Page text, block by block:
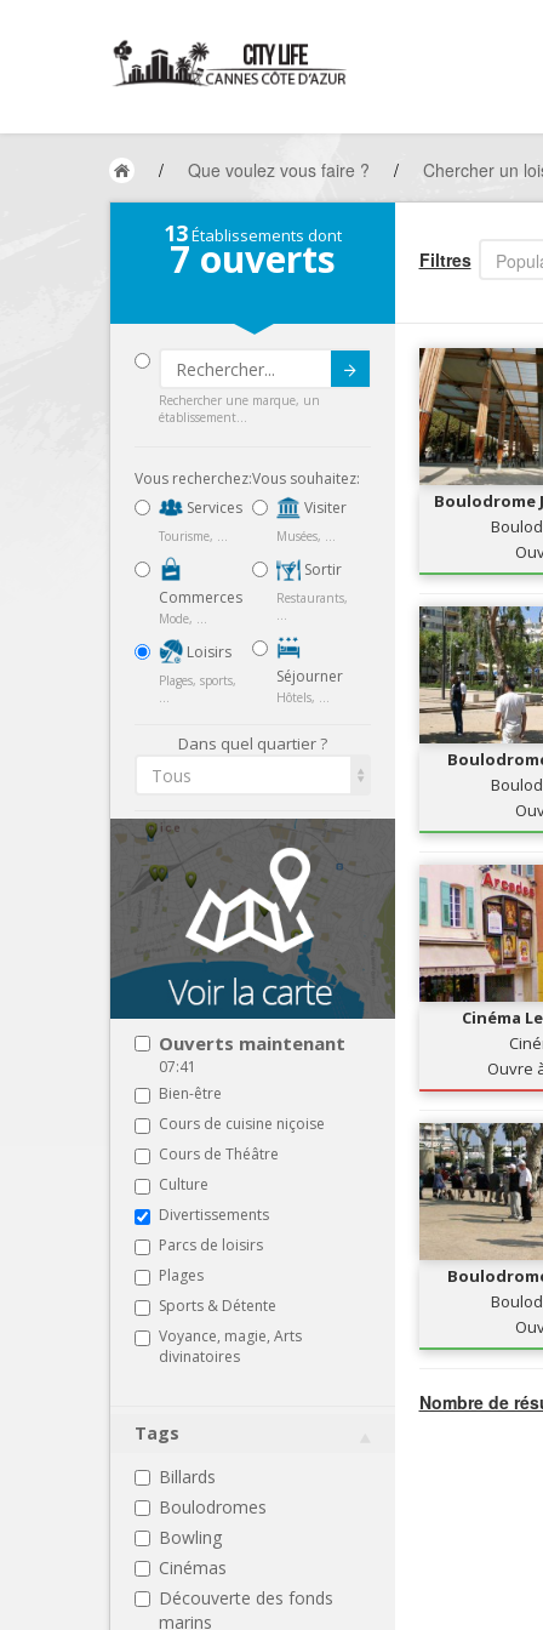
/ Que voulez vous faire ? / Chercher un
13Établissements dont
7 ouverts
Submit
Rechercher une marque, un
établissement...
Vous recherchez:
Services
Tourisme, ...
Commerces
Mode, ...
Loisirs
Plages, sports,
...
Vous souhaitez:
Visiter
Musées, ...
Sortir
Restaurants,
...
Séjourner
Hôtels, ...
Dans quel quartier ?
Tous
Ouverts maintenant
07:41
Bien-être
Cours de cuisine niçoise
Cours de Théâtre
Culture
Divertissements
Parcs de loisirs
Plages
Sports & Détente
Voyance, magie, Arts
divinatoires
Tags
Billards
Boulodromes
Bowling
Cinémas
Découverte des fonds
marins
Filtres
Boulodrome
Cinéma
Ouvre
Nombre de